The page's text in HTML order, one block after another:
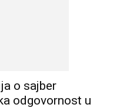
o sajber
odgovornost u